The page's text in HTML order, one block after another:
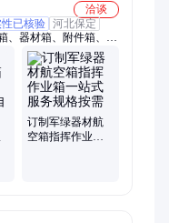
洽谈
已核验 河北保定
、器材箱、附件箱、收
验仪器包装箱、消防器
器包装箱、仪器仪表
箱、运输储备箱、通讯
品展示箱、物资器材箱
订制军绿器材航
空箱指挥作业箱